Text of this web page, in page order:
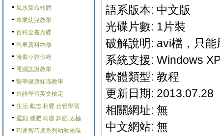
風水算命軟體
專業幼兒教學
百科全書光碟
汽車資料維修
漫畫小說佛經
電腦認證教學
醫學健康知識教學
外語學習英文檢定
生活.勵志.相聲.企管學習
運動.減肥.瑜珈.舞蹈.太極
巧連智巧虎系列幼教光碟
語系版本: 中文版
光碟片數: 1片裝
破解說明: avi檔，只
系統支援: Windows
軟體類型: 教程
更新日期: 2013.07.28
相關網址: 無
中文網站: 無